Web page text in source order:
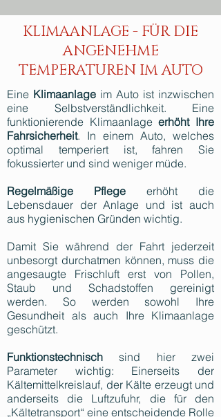
KLIMAANLAGE - FÜR DIE
ANGENEHME
TEMPERATUREN IM AUTO
Eine Klimaanlage im Auto ist inzwischen
eine Selbstverständlichkeit. Eine
funktionierende Klimaanlageerhöht Ihre
Fahrsicherheit. In einem Auto, welches
optimal temperiert ist, fahren Sie
fokussierter und sind weniger müde.
Regelmäßige Pflege erhöht die
Lebensdauer der Anlage und ist auch
aus hygienischen Gründen wichtig.
Damit Sie während der Fahrt jederzeit
unbesorgt durchatmen können, muss die
angesaugte Frischluft erst von Pollen,
Staub und Schadstoffen gereinigt
werden. So werden sowohl Ihre
Gesundheit als auch Ihre Klimaanlage
geschützt.
Funktionstechnisch sind hier zwei
Parameter wichtig: Einerseits der
Kältemittelkreislauf, der Kälte erzeugt und
anderseits die Luftzufuhr, die für den
„Kältetransport“ eine entscheidende Rolle